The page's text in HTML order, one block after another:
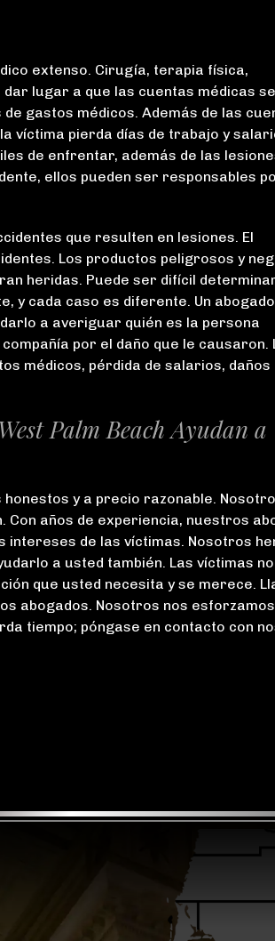
extenso. Cirugía, terapia física,
lugar a que las cuentas médicas
gastos médicos. Además de las
víctima pierda días de trabajo y
de enfrentar, además de las
ellos pueden ser responsables
que resulten en lesiones. El
Los productos peligrosos y
heridas. Puede ser difícil
y cada caso es diferente. Un
a averiguar quién es la persona
por el daño que le causaron.
médicos, pérdida de salarios, daños
Palm Beach Ayudan a
y a precio razonable.
Con años de experiencia, nuestros
intereses de las víctimas. Nosotros
a usted también. Las víctimas
que usted necesita y se merece.
abogados. Nosotros nos
tiempo; póngase en contacto con
“Recomiendo
encarecidamente
a Pike y Lustig.”
Mike Pike manejó mi
caso de accidente
negociaciones y obtuvo
el mejor resultado para
los hechos de mi caso.
Su personal también
fue muy servicial y
organizado. Muy
buenos abogados
encarecidamente a
Pike...LEER MÁS
Dana S.